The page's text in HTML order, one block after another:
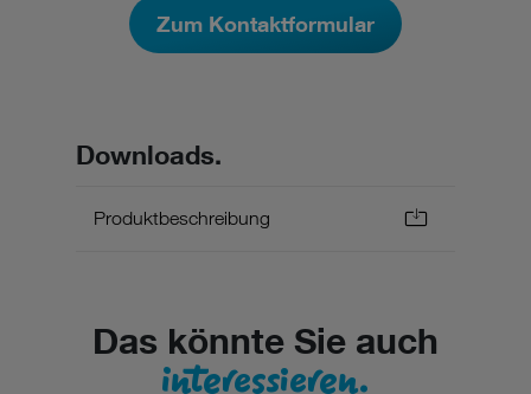
Zum Kontaktformular
Downloads.
Produktbeschreibung
Das könnte Sie auch
interessieren.